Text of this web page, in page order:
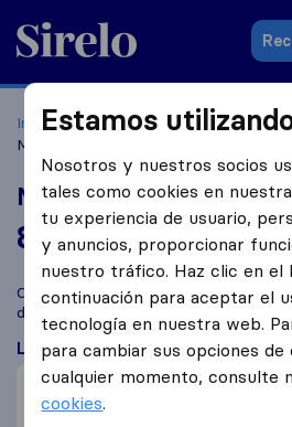
Sirelo.es
Inicio Empresas de mudanzas
Mudanzas Vesta
Mudanzas Vesta
8,4 basado en
116
reseñas de Sirelo y
Compara Mudanzas Vesta con otras
de
Torrejón de Ardoz
Lo que dicen los clientes
Precio (6)
Eficiente (3)
Estamos
Nosotros y nuestros socios
tales como cookies en
tu experiencia de usuario,
y anuncios, proporcionar
nuestro tráfico. Haz clic en el
continuación para aceptar el
tecnología en nuestra web.
para cambiar sus opciones
cualquier momento, consulte
cookies.